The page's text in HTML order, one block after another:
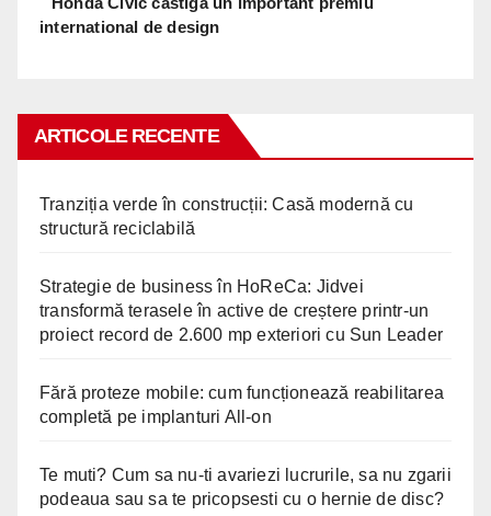
international de design
ARTICOLE RECENTE
Tranziția verde în construcții: Casă modernă cu
structură reciclabilă
Strategie de business în HoReCa: Jidvei
transformă terasele în active de creștere printr-un
proiect record de 2.600 mp exteriori cu Sun Leader
Fără proteze mobile: cum funcționează reabilitarea
completă pe implanturi All-on
Te muti? Cum sa nu-ti avariezi lucrurile, sa nu zgarii
podeaua sau sa te pricopsesti cu o hernie de disc?